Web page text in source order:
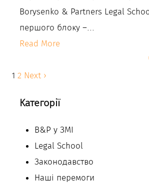
Borysenko & Partners Legal
першого блоку –...
Read More
1 2 Next ›
Категорії
B&P у ЗМІ
Legal School
Законодавство
Наші перемоги